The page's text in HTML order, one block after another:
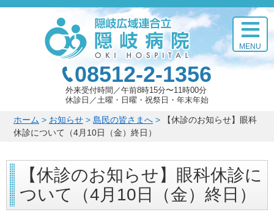
このページの本文へ
08512-2-1356
外来受付時間
午前8時15分〜11時00分
休診日
土曜・日曜・祝祭日・年末年始
MENU
こ
の
ー
ジ
の
位
置:
ホーム > お知らせ > 島民の皆さまへ >
【休診のお知らせ】眼科
休診について（4月10日（金）終日）
【休診のお知らせ】眼科休診に
ついて（4月10日（金）終日）